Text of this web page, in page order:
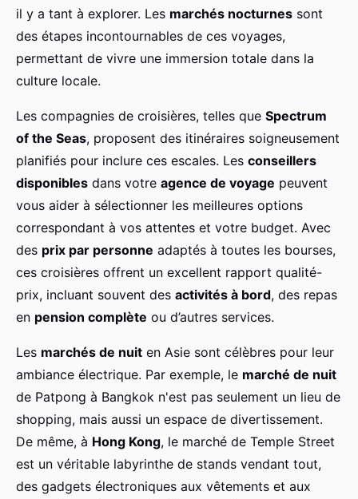
il y a tant à explorer. Les marchés nocturnes sont
des étapes incontournables de ces voyages,
permettant de vivre une immersion totale dans la
culture locale.
Les compagnies de croisières, telles que Spectrum
of the Seas, proposent des itinéraires soigneusement
planifiés pour inclure ces escales. Les conseillers
disponibles dans votre agence de voyage peuvent
vous aider à sélectionner les meilleures options
correspondant à vos attentes et votre budget. Avec
des prix par personne adaptés à toutes les bourses,
ces croisières offrent un excellent rapport qualité-
prix, incluant souvent des activités à bord, des repas
en pension complète ou d’autres services.
Les marchés de nuit en Asie sont célèbres pour leur
ambiance électrique. Par exemple, le marché de nuit
de Patpong à Bangkok n'est pas seulement un lieu de
shopping, mais aussi un espace de divertissement.
De même, à Hong Kong, le marché de Temple Street
est un véritable labyrinthe de stands vendant tout,
des gadgets électroniques aux vêtements et aux